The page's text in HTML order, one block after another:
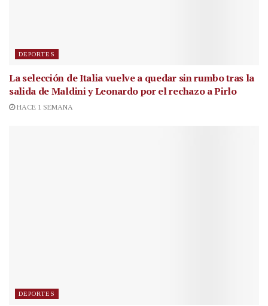
DEPORTES
La selección de Italia vuelve a quedar sin rumbo tras la
salida de Maldini y Leonardo por el rechazo a Pirlo
HACE 1 SEMANA
DEPORTES